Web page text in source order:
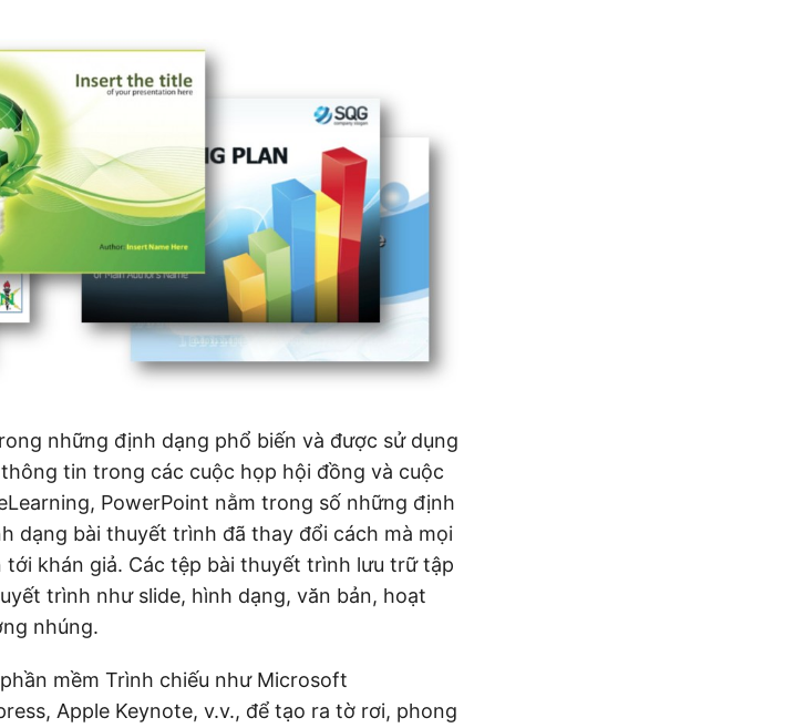
những định dạng phổ biến và được sử dụng
tin trong các cuộc họp hội đồng và cuộc
PowerPoint nằm trong số những định
dạng bài thuyết trình đã thay đổi cách mà mọi
khán giả. Các tệp bài thuyết trình lưu trữ tập
trình như slide, hình dạng, văn bản, hoạt
nhúng.
mềm Trình chiếu như Microsoft
Apple Keynote, v.v., để tạo ra tờ rơi, phong